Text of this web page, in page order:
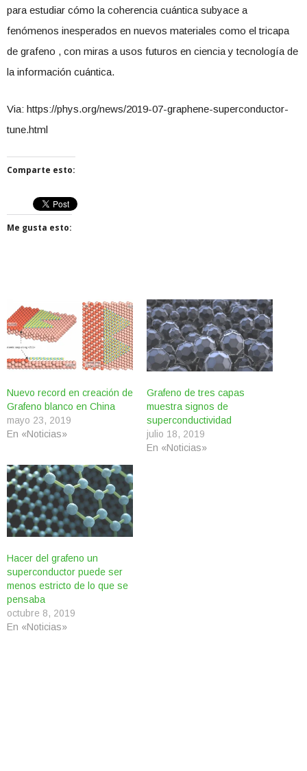
para estudiar cómo la coherencia cuántica subyace a
fenómenos inesperados en nuevos materiales como el tricapa
de grafeno , con miras a usos futuros en ciencia y tecnología de
la información cuántica.
Via: https://phys.org/news/2019-07-graphene-superconductor-
tune.html
Comparte esto:
Me gusta esto:
Nuevo record en creación de
Grafeno blanco en China
mayo 23, 2019
En «Noticias»
Grafeno de tres capas
muestra signos de
superconductividad
julio 18, 2019
En «Noticias»
Hacer del grafeno un
superconductor puede ser
menos estricto de lo que se
pensaba
octubre 8, 2019
En «Noticias»